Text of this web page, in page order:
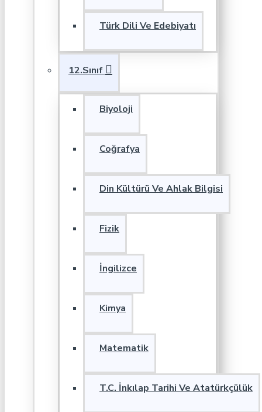
Türk Dili Ve Edebiyatı
12.Sınıf
Biyoloji
Coğrafya
Din Kültürü Ve Ahlak Bilgisi
Fizik
İngilizce
Kimya
Matematik
T.C. İnkılap Tarihi Ve Atatürkçülük